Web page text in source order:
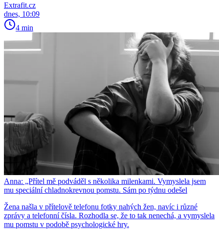
Extrafit.cz
dnes, 10:09
4 min
Anna: „Přítel mě podváděl s několika milenkami. Vymyslela jsem
mu speciální chladnokrevnou pomstu. Sám po týdnu odešel
Žena našla v přítelově telefonu fotky nahých žen, navíc i různé
zprávy a telefonní čísla. Rozhodla se, že to tak nenechá, a vymyslela
mu pomstu v podobě psychologické hry.